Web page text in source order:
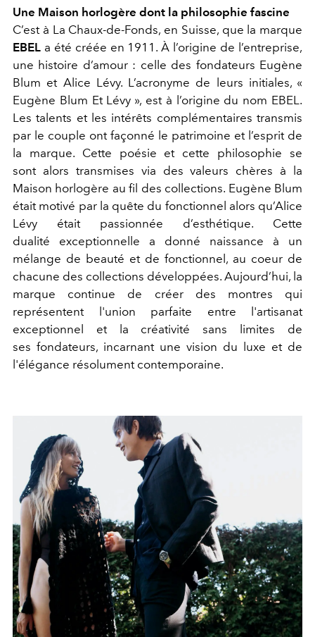
Une Maison horlogère dont la philosophie fascine
C’est à La Chaux-de-Fonds, en Suisse, que la marque
EBEL a été créée en 1911. À l’origine de l’entreprise,
une histoire d’amour : celle des fondateurs Eugène
Blum et Alice Lévy. L’acronyme de leurs initiales, «
Eugène Blum Et Lévy », est à l’origine du nom EBEL.
Les talents et les intérêts complémentaires transmis
par le couple ont façonné le patrimoine et l’esprit de
la marque. Cette poésie et cette philosophie se
sont alors transmises via des valeurs chères à la
Maison horlogère au fil des collections. Eugène Blum
était motivé par la quête du fonctionnel alors qu’Alice
Lévy était passionnée d’esthétique. Cette
dualité exceptionnelle a donné naissance à un
mélange de beauté et de fonctionnel, au coeur de
chacune des collections développées. Aujourd’hui, la
marque continue de créer des montres qui
représentent l'union parfaite entre l'artisanat
exceptionnel et la créativité sans limites de
ses fondateurs, incarnant une vision du luxe et de
l'élégance résolument contemporaine.